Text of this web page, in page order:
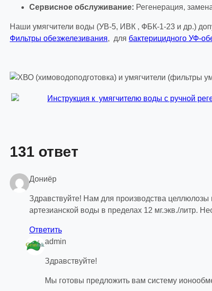
Сервисное обслуживание: Регенерация,
Наши умягчители воды (УВ-5, ИВК , ФБК-1-23 и др.)
Фильтры обезжелезивания, для бактерицидного УФ-
Инструкция к умягчителю воды с ручной
131 ответ
Дониёр
Здравствуйте! Нам для производства
артезианской воды в пределах 12 мг.экв./литр.
Ответить
admin
Здравствуйте!
Мы готовы предложить вам систему